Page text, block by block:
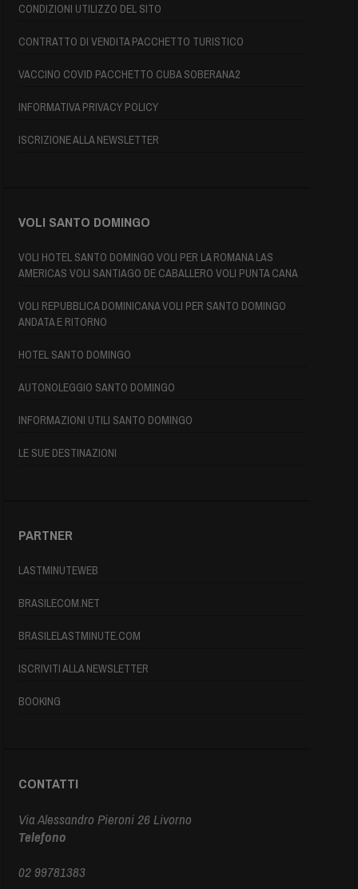
CONDIZIONI UTILIZZO DEL SITO
CONTRATTO DI VENDITA PACCHETTO TURISTICO
VACCINO COVID PACCHETTO CUBA SOBERANA2
INFORMATIVA PRIVACY POLICY
ISCRIZIONE ALLA NEWSLETTER
VOLI SANTO DOMINGO
VOLI HOTEL SANTO DOMINGO VOLI PER LA ROMANA LAS
AMERICAS VOLI SANTIAGO DE CABALLERO VOLI PUNTA CANA
VOLI REPUBBLICA DOMINICANA VOLI PER SANTO DOMINGO
ANDATA E RITORNO
HOTEL SANTO DOMINGO
AUTONOLEGGIO SANTO DOMINGO
INFORMAZIONI UTILI SANTO DOMINGO
LE SUE DESTINAZIONI
PARTNER
LASTMINUTEWEB
BRASILECOM.NET
BRASILELASTMINUTE.COM
ISCRIVITI ALLA NEWSLETTER
BOOKING
CONTATTI
Via Alessandro Pieroni 26 Livorno
Telefono
02 99781383